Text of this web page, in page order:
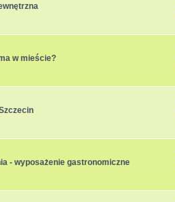
w mieście?
- wyposażenie gastronomiczne